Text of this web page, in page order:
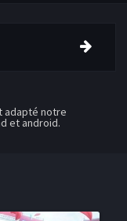
adapté notre
et android.